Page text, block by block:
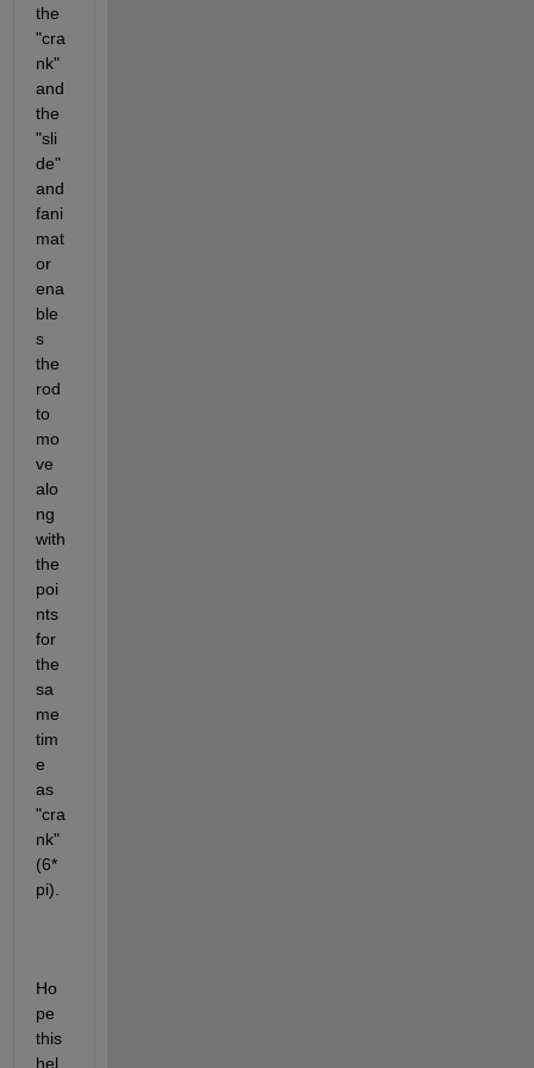
the
"cra
nk"
and
the
"sli
de"
and
fani
mat
or
ena
ble
s
the
rod
to
mo
ve
alo
ng
with
the
poi
nts
for
the
sa
me
tim
e
as
"cra
nk"
(6*
pi).
Ho
pe
this
hel